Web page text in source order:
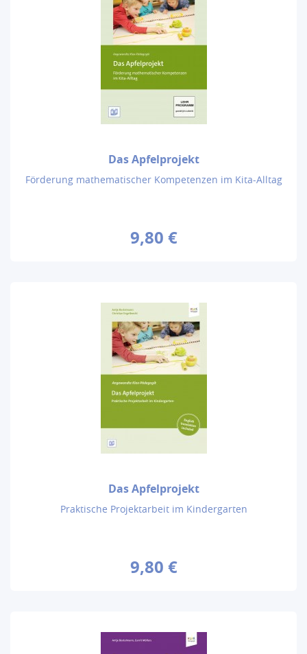
Das Apfelprojekt
Förderung mathematischer Kompetenzen im Kita-Alltag
9,80 €
Das Apfelprojekt
Praktische Projektarbeit im Kindergarten
9,80 €